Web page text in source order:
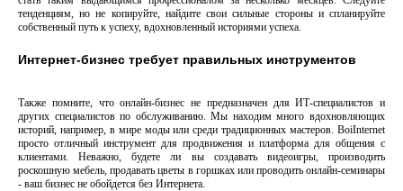
тенденциям, но не копируйте, найдите свои сильные стороны и спланируйте
собственный путь к успеху, вдохновленный историями успеха.
Интернет-бизнес требует правильных инструментов
Также помните, что онлайн-бизнес не предназначен для ИТ-специалистов и
других специалистов по обслуживанию. Мы находим много вдохновляющих
историй, например, в мире моды или среди традиционных мастеров. BoiInternet
просто отличный инструмент для продвижения и платформа для общения с
клиентами. Неважно, будете ли вы создавать видеоигры, производить
роскошную мебель, продавать цветы в горшках или проводить онлайн-семинары
- ваш бизнес не обойдется без Интернета.